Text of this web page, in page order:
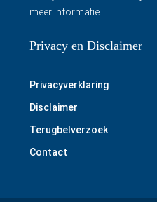
meer informatie.
Privacy en Disclaimer
Privacyverklaring
Disclaimer
Terugbelverzoek
Contact